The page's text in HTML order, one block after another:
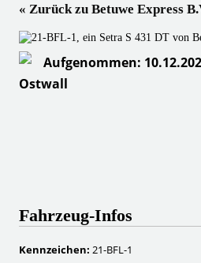
« Zurück zu Betuwe Express
Aufgenommen:
Ostwall
Fahrzeug-Infos
Kennzeichen: 21-BFL-1